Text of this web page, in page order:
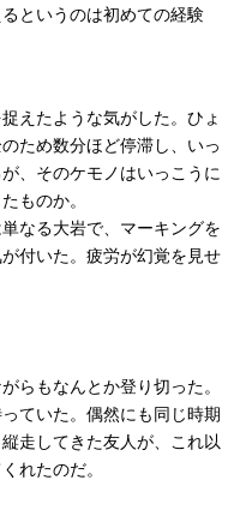
というのは初めての経験
えたような気がした。ひょ
ため数分ほど停滞し、いっ
、そのケモノはいっこうに
ものか。
なる大岩で、マーキングを
付いた。疲労が幻覚を見せ
らもなんとか登り切った。
ていた。偶然にも同じ時期
走してきた友人が、これ以
れたのだ。